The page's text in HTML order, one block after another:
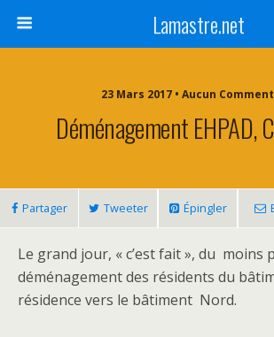
Lamastre.net
23 Mars 2017 • Aucun
Déménagement EHPAD,
Partager Tweeter Épingler
Le grand jour, « c’est fait », du moins
déménagement des résidents du
résidence vers le bâtiment Nord.